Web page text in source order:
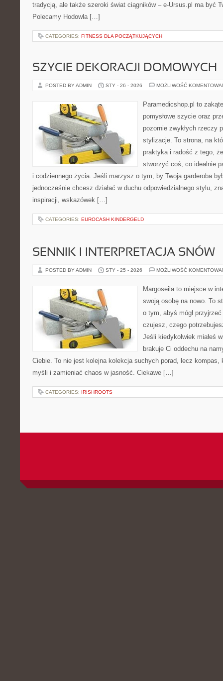
tradycją, ale także szeroki świat ciągników – e-Ursus.pl ma być
Polecamy Hodowla […]
CATEGORIES: FITNESS DLA POCZĄTKUJĄCYCH
SZYCIE DEKORACJI DOMOWYCH
POSTED BY ADMIN STY - 26 - 2026 MOŻLIWOŚĆ
Paramedicshop.pl to
pomysłowe szycie oraz
pozornie zwykłych rzeczy
stylizacje. To strona, na
praktyka i radość z tego,
stworzyć coś, co idealnie
i codziennego życia. Jeśli marzysz o tym, by Twoja garderoba
jednocześnie chcesz działać w duchu odpowiedzialnego stylu,
inspiracji, wskazówek […]
CATEGORIES: EUROCASH KINDERGELD
SENNIK I INTERPRETACJA SNÓW
POSTED BY ADMIN STY - 25 - 2026 MOŻLIWOŚĆ
Margoseila to miejsce w
swoją osobę na nowo. To
o tym, abyś mógł
czujesz, czego
Jeśli kiedykolwiek miałeś
brakuje Ci oddechu na
Ciebie. To nie jest kolejna kolekcja suchych porad, lecz kompas,
myśli i zamieniać chaos w jasność. Ciekawe […]
CATEGORIES: IRISHROOTS